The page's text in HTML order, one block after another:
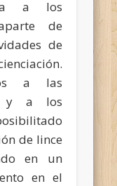
a los
de
de
a las
y a los
de lince
en un
en el